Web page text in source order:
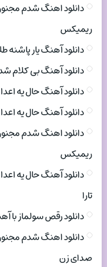
دانلود اهنگ شدم
ریمیکس
دانلود آهنگ یار پاشنه
دانلود آهنگ بی
دانلود آهنگ حال یه
دانلود آهنگ حال یه
دانلود اهنگ شدم
ریمیکس
دانلود آهنگ حال یه
تارا
دانلود رقص سولماز با
دانلود اهنگ شدم
صدای زن